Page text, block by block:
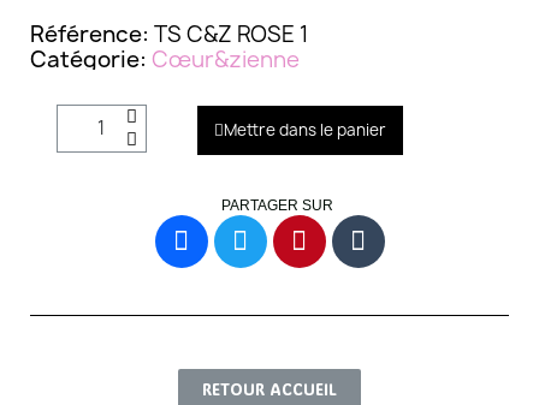
Référence TS C&Z ROSE 1
Catégorie Cœur&zienne
Mettre dans le panier
PARTAGER SUR
RETOUR ACCUEIL